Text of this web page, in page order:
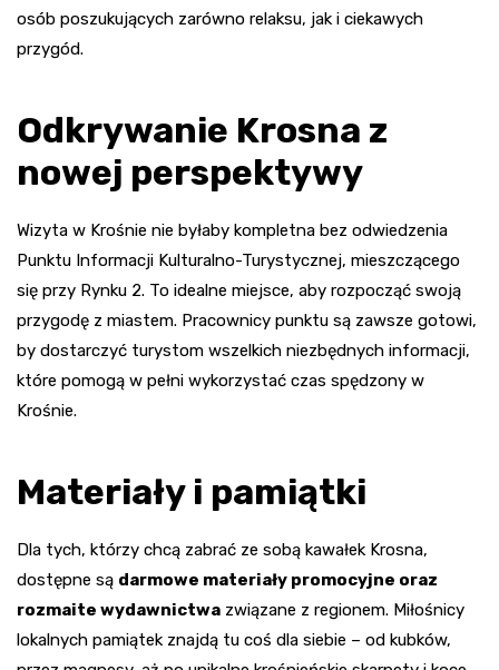
osób poszukujących zarówno relaksu, jak i ciekawych
przygód.
Odkrywanie Krosna z
nowej perspektywy
Wizyta w Krośnie nie byłaby kompletna bez odwiedzenia
Punktu Informacji Kulturalno-Turystycznej, mieszczącego
się przy Rynku 2. To idealne miejsce, aby rozpocząć swoją
przygodę z miastem. Pracownicy punktu są zawsze gotowi,
by dostarczyć turystom wszelkich niezbędnych informacji,
które pomogą w pełni wykorzystać czas spędzony w
Krośnie.
Materiały i pamiątki
Dla tych, którzy chcą zabrać ze sobą kawałek Krosna,
dostępne są darmowe materiały promocyjne oraz
rozmaite wydawnictwa związane z regionem. Miłośnicy
lokalnych pamiątek znajdą tu coś dla siebie – od kubków,